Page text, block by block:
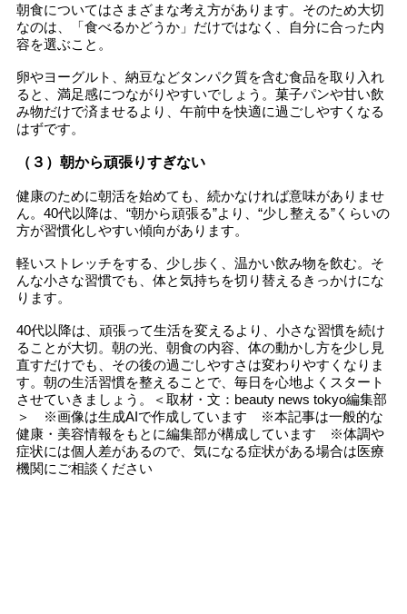
朝食についてはさまざまな考え方があります。そのため大切
なのは、「食べるかどうか」だけではなく、自分に合った内
容を選ぶこと。
卵やヨーグルト、納豆などタンパク質を含む食品を取り入れ
ると、満足感につながりやすいでしょう。菓子パンや甘い飲
み物だけで済ませるより、午前中を快適に過ごしやすくなる
はずです。
（３）朝から頑張りすぎない
健康のために朝活を始めても、続かなければ意味がありませ
ん。40代以降は、“朝から頑張る”より、“少し整える”くらいの
方が習慣化しやすい傾向があります。
軽いストレッチをする、少し歩く、温かい飲み物を飲む。そ
んな小さな習慣でも、体と気持ちを切り替えるきっかけにな
ります。
40代以降は、頑張って生活を変えるより、小さな習慣を続け
ることが大切。朝の光、朝食の内容、体の動かし方を少し見
直すだけでも、その後の過ごしやすさは変わりやすくなりま
す。朝の生活習慣を整えることで、毎日を心地よくスタート
させていきましょう。＜取材・文：beauty news tokyo編集部
＞ ※画像は生成AIで作成しています ※本記事は一般的な
健康・美容情報をもとに編集部が構成しています ※体調や
症状には個人差があるので、気になる症状がある場合は医療
機関にご相談ください